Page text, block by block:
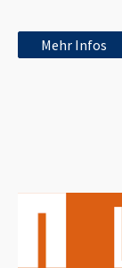
Mehr Infos